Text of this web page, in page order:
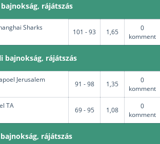
rájátszás
Sharks
101 - 93 1,65
0
komment
bajnokság, rájátszás
Jerusalem
91 - 98 1,35
0
komment
TA
69 - 95 1,08
0
komment
rájátszás